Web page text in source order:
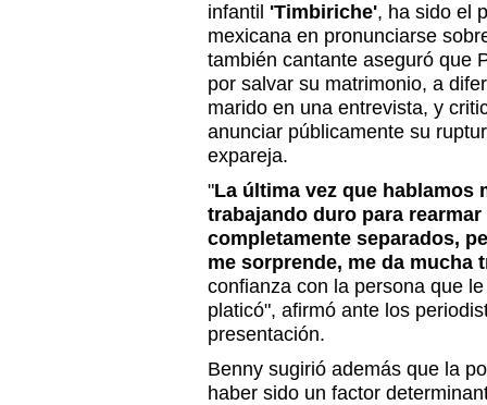
infantil 'Timbiriche', ha sido el
mexicana en pronunciarse
también cantante aseguró que
por salvar su matrimonio, a
marido en una entrevista, y
anunciar públicamente su
expareja.
"La última vez que hablamos
trabajando duro para
completamente separados,
me sorprende, me da mucha
confianza con la persona que
platicó", afirmó ante los
presentación.
Benny sugirió además que la
haber sido un factor